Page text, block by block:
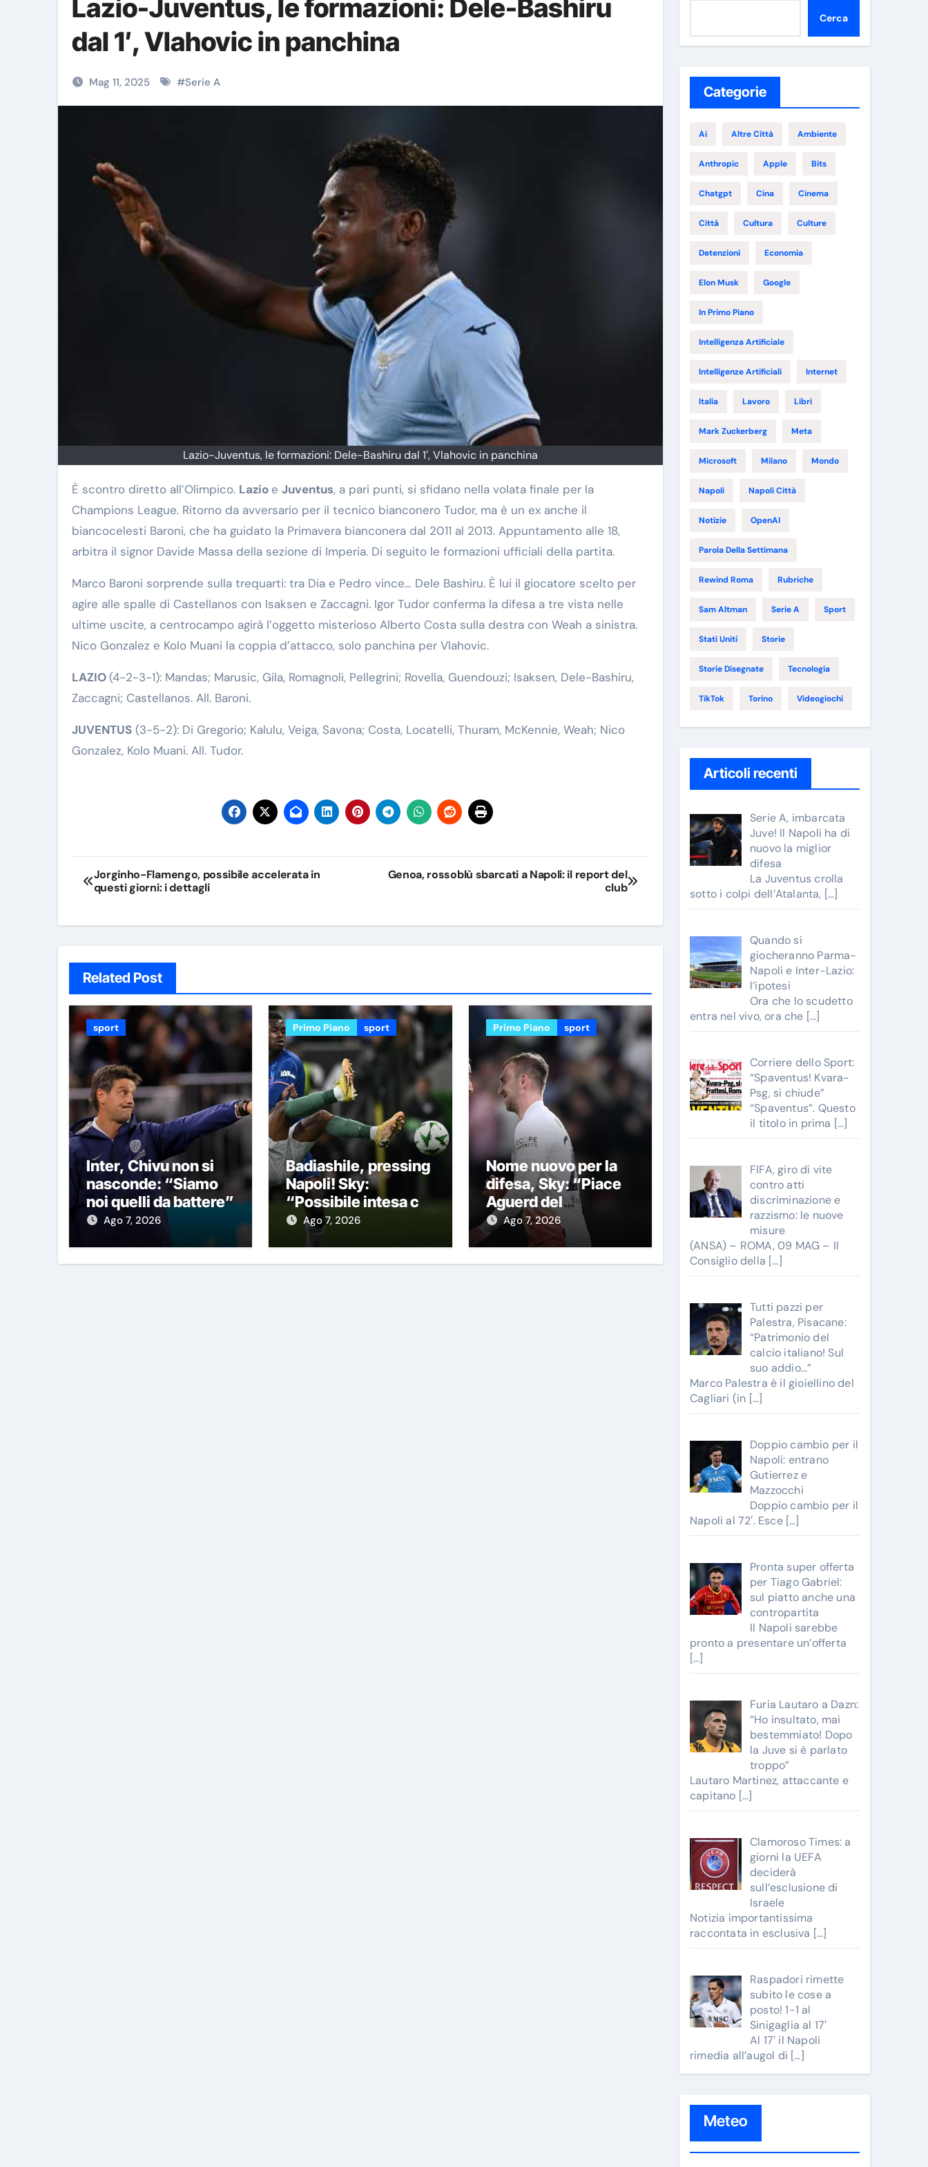
Lazio-Juventus, le formazioni: Dele-Bashiru
dal 1′, Vlahovic in panchina
Mag 11, 2025 #Serie A
Lazio-Juventus, le formazioni: Dele-Bashiru dal 1′, Vlahovic in panchina
È scontro diretto all’Olimpico. Lazio e Juventus, a pari punti, si sfidano nella volata finale per la
Champions League. Ritorno da avversario per il tecnico bianconero Tudor, ma è un ex anche il
biancocelesti Baroni, che ha guidato la Primavera bianconera dal 2011 al 2013. Appuntamento alle 18,
arbitra il signor Davide Massa della sezione di Imperia. Di seguito le formazioni ufficiali della partita.
Marco Baroni sorprende sulla trequarti: tra Dia e Pedro vince… Dele Bashiru. È lui il giocatore scelto per
agire alle spalle di Castellanos con Isaksen e Zaccagni. Igor Tudor conferma la difesa a tre vista nelle
ultime uscite, a centrocampo agirà l’oggetto misterioso Alberto Costa sulla destra con Weah a sinistra.
Nico Gonzalez e Kolo Muani la coppia d’attacco, solo panchina per Vlahovic.
LAZIO(4-2-3-1): Mandas; Marusic, Gila, Romagnoli, Pellegrini; Rovella, Guendouzi; Isaksen, Dele-Bashiru,
Zaccagni; Castellanos. All. Baroni.
JUVENTUS (3-5-2): Di Gregorio; Kalulu, Veiga, Savona; Costa, Locatelli, Thuram, McKennie, Weah; Nico
Gonzalez, Kolo Muani. All. Tudor.
Navigazione
articoli
Jorginho-Flamengo, possibile accelerata in
questi giorni: i dettagli
Genoa, rossoblù sbarcati a Napoli: il report del
club
Related Post
sport
Inter, Chivu non si
nasconde: “Siamo
noi quelli da battere”
Ago 7, 2026
Primo Piano sport
Badiashile, pressing
Napoli! Sky:
“Possibile intesa col
Chelsea con questa
formula”
Ago 7, 2026
Primo Piano sport
Nome nuovo per la
difesa, Sky: “Piace
Aguerd del
Marsiglia”
Ago 7, 2026
Cerca
Categorie
Ai Altre Città Ambiente
Anthropic Apple Bits
Chatgpt Cina Cinema
Città Cultura Culture
Detenzioni Economia
Elon Musk Google
In Primo Piano
Intelligenza Artificiale
Intelligenze Artificiali Internet
Italia Lavoro Libri
Mark Zuckerberg Meta
Microsoft Milano Mondo
Napoli Napoli Città
Notizie OpenAI
Parola Della Settimana
Rewind Roma Rubriche
Sam Altman Serie A Sport
Stati Uniti Storie
Storie Disegnate Tecnologia
TikTok Torino Videogiochi
Articoli recenti
Serie A, imbarcata
Juve! Il Napoli ha di
nuovo la miglior
difesa
La Juventus crolla
sotto i colpi dell’Atalanta, […]
Quando si
giocheranno Parma-
Napoli e Inter-Lazio:
l’ipotesi
Ora che lo scudetto
entra nel vivo, ora che […]
Corriere dello Sport:
“Spaventus! Kvara-
Psg, si chiude”
“Spaventus”. Questo
il titolo in prima […]
FIFA, giro di vite
contro atti
discriminazione e
razzismo: le nuove
misure
(ANSA) – ROMA, 09 MAG – Il
Consiglio della […]
Tutti pazzi per
Palestra, Pisacane:
“Patrimonio del
calcio italiano! Sul
suo addio…”
Marco Palestra è il gioiellino del
Cagliari (in […]
Doppio cambio per il
Napoli: entrano
Gutierrez e
Mazzocchi
Doppio cambio per il
Napoli al 72′. Esce […]
Pronta super offerta
per Tiago Gabriel:
sul piatto anche una
contropartita
Il Napoli sarebbe
pronto a presentare un’offerta
[…]
Furia Lautaro a Dazn:
“Ho insultato, mai
bestemmiato! Dopo
la Juve si è parlato
troppo”
Lautaro Martinez, attaccante e
capitano […]
Clamoroso Times: a
giorni la UEFA
deciderà
sull’esclusione di
Israele
Notizia importantissima
raccontata in esclusiva […]
Raspadori rimette
subito le cose a
posto! 1-1 al
Sinigaglia al 17′
Al 17′ il Napoli
rimedia all’augol di […]
Meteo